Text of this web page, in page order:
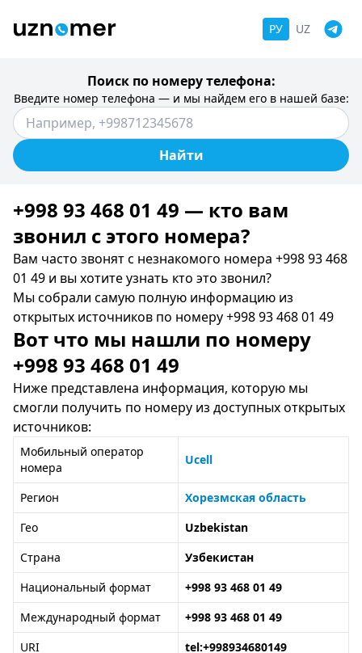
РУ UZ
Поиск по номеру телефона:
Введите номер телефона — и мы найдем его в нашей базе:
Найти
+998 93 468 01 49 — кто вам
звонил c этого номера?
Вам часто звонят с незнакомого номера +998 93 468
01 49 и вы хотите узнать кто это звонил?
Мы собрали самую полную информацию из
открытых источников по номеру +998 93 468 01 49
Вот что мы нашли по номеру
+998 93 468 01 49
Ниже представлена информация, которую мы
смогли получить по номеру из доступных открытых
источников:
Мобильный оператор
номера
Ucell
Регион
Хорезмская область
Гео
Uzbekistan
Страна
Узбекистан
Национальный формат
+998 93 468 01 49
Международный формат
+998 93 468 01 49
URI
tel:+998934680149